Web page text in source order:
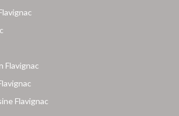
Flavignac
Flavignac